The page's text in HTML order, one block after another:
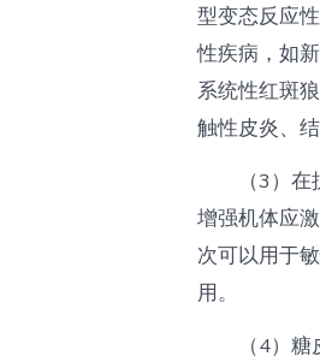
型变态反应
性疾病，如
系统性红斑
触性皮炎、
（3）
增强机体应
次可以用于
用。
（4）